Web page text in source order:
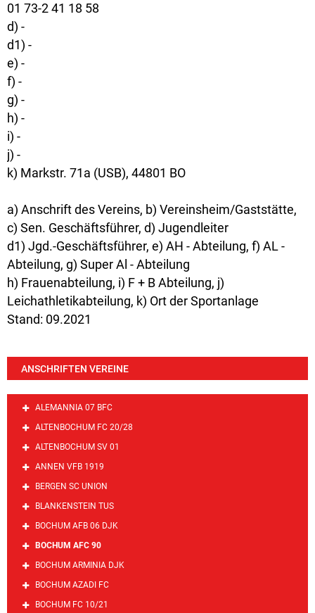
01 73-2 41 18 58
d) -
d1) -
e) -
f) -
g) -
h) -
i) -
j) -
k) Markstr. 71a (USB), 44801 BO
a) Anschrift des Vereins, b) Vereinsheim/Gaststätte,
c) Sen. Geschäftsführer, d) Jugendleiter
d1) Jgd.-Geschäftsführer, e) AH - Abteilung, f) AL -
Abteilung, g) Super Al - Abteilung
h) Frauenabteilung, i) F + B Abteilung, j)
Leichathletikabteilung, k) Ort der Sportanlage
Stand: 09.2021
ANSCHRIFTEN VEREINE
ALEMANNIA 07 BFC
ALTENBOCHUM FC 20/28
ALTENBOCHUM SV 01
ANNEN VFB 1919
BERGEN SC UNION
BLANKENSTEIN TUS
BOCHUM AFB 06 DJK
BOCHUM AFC 90
BOCHUM ARMINIA DJK
BOCHUM AZADI FC
BOCHUM FC 10/21